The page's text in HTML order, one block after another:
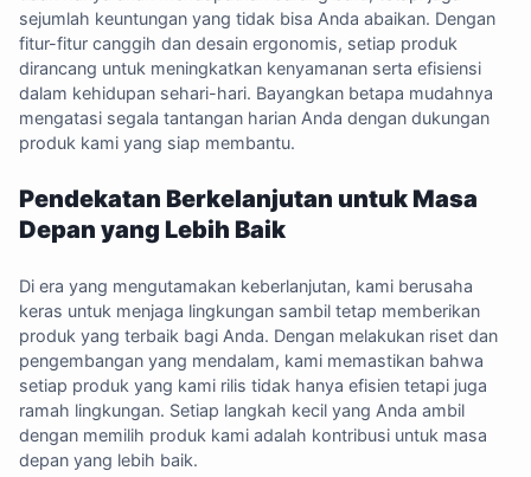
sejumlah keuntungan yang tidak bisa Anda abaikan. Dengan
fitur-fitur canggih dan desain ergonomis, setiap produk
dirancang untuk meningkatkan kenyamanan serta efisiensi
dalam kehidupan sehari-hari. Bayangkan betapa mudahnya
mengatasi segala tantangan harian Anda dengan dukungan
produk kami yang siap membantu.
Pendekatan Berkelanjutan untuk Masa
Depan yang Lebih Baik
Di era yang mengutamakan keberlanjutan, kami berusaha
keras untuk menjaga lingkungan sambil tetap memberikan
produk yang terbaik bagi Anda. Dengan melakukan riset dan
pengembangan yang mendalam, kami memastikan bahwa
setiap produk yang kami rilis tidak hanya efisien tetapi juga
ramah lingkungan. Setiap langkah kecil yang Anda ambil
dengan memilih produk kami adalah kontribusi untuk masa
depan yang lebih baik.